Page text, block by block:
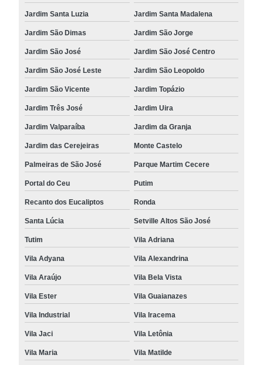
Jardim Santa Luzia Jardim Santa Madalena
Jardim São Dimas Jardim São Jorge
Jardim São José Jardim São José Centro
Jardim São José Leste Jardim São Leopoldo
Jardim São Vicente Jardim Topázio
Jardim Três José Jardim Uira
Jardim Valparaíba Jardim da Granja
Jardim das Cerejeiras Monte Castelo
Palmeiras de São José Parque Martim Cecere
Portal do Ceu Putim
Recanto dos Eucaliptos Ronda
Santa Lúcia Setville Altos São José
Tutim Vila Adriana
Vila Adyana Vila Alexandrina
Vila Araújo Vila Bela Vista
Vila Ester Vila Guaianazes
Vila Industrial Vila Iracema
Vila Jaci Vila Letônia
Vila Maria Vila Matilde